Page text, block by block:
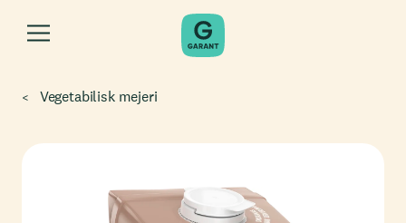
Vegetabilisk mejeri